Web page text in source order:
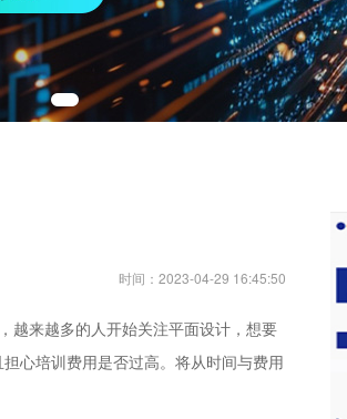
时间：2023-04-29 16:45:50
越来越多的人开始关注平面设计，想要
心培训费用是否过高。将从时间与费用